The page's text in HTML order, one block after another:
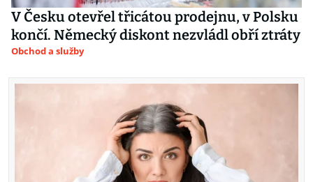
V Česku otevřel třicátou prodejnu, v Polsku
končí. Německý diskont nezvládl obří ztráty
Obchod a služby